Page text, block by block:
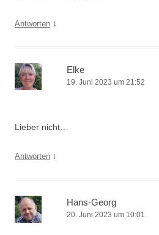
Antworten ↓
Elke
19. Juni 2023 um 21:52
Lieber nicht…
Antworten ↓
Hans-Georg
20. Juni 2023 um 10:01